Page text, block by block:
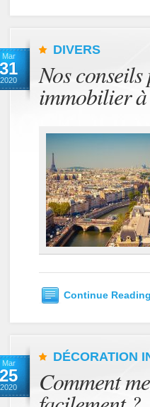
Mar
31
2020
DIVERS
Nos
immobilier
Continue
Mar
25
2020
DÉCORATION
Comment